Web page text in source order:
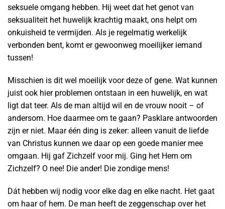
seksuele omgang hebben. Hij weet dat het genot van
seksualiteit het huwelijk krachtig maakt, ons helpt om
onkuisheid te vermijden. Als je regelmatig werkelijk
verbonden bent, komt er gewoonweg moeilijker iemand
tussen!
Misschien is dit wel moeilijk voor deze of gene. Wat kunnen
juist ook hier problemen ontstaan in een huwelijk, en wat
ligt dat teer. Als de man altijd wil en de vrouw nooit – of
andersom. Hoe daarmee om te gaan? Pasklare antwoorden
zijn er niet. Maar één ding is zeker: alleen vanuit de liefde
van Christus kunnen we daar op een goede manier mee
omgaan. Hij gaf Zichzelf voor mij. Ging het Hem om
Zichzelf? O nee! Die ander! Die zondige mens!
Dát hebben wij nodig voor elke dag en elke nacht. Het gaat
om haar of hem. De man heeft de zeggenschap over het